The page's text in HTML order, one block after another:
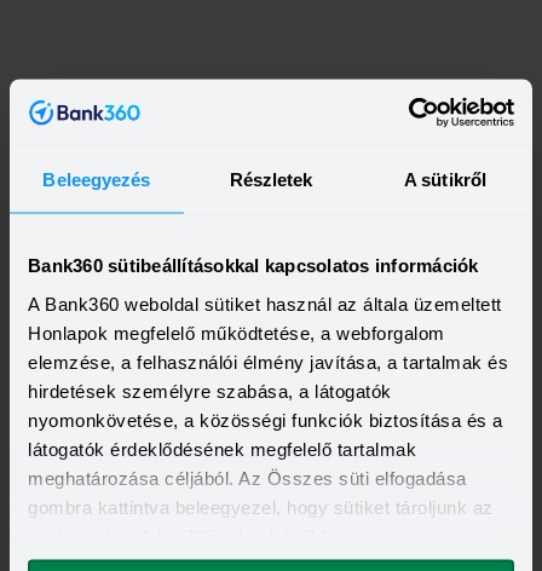
Beleegyezés Részletek A sütikről
Bank360 sütibeállításokkal kapcsolatos információk
A Bank360 weboldal sütiket használ az általa üzemeltett
Honlapok megfelelő működtetése, a webforgalom
elemzése, a felhasználói élmény javítása, a tartalmak és
hirdetések személyre szabása, a látogatók
nyomonkövetése, a közösségi funkciók biztosítása és a
látogatók érdeklődésének megfelelő tartalmak
meghatározása céljából. Az Összes süti elfogadása
gombra kattintva beleegyezel, hogy sütiket tároljunk az
megváltoztathatod.
Kapcsolódó címkék